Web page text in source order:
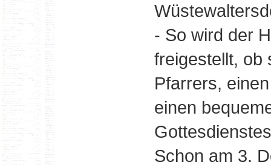
- So wird der
freigestellt, ob
Pfarrers,
einen
Schon am 3.